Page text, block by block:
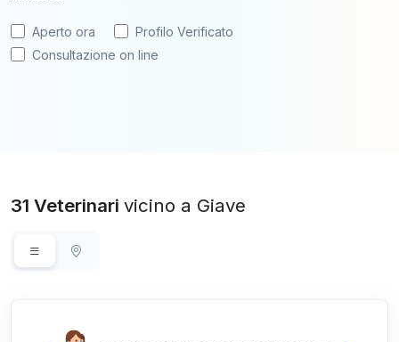
Aperto ora
Profilo Verificato
Consultazione on line
31 Veterinari vicino a Giave